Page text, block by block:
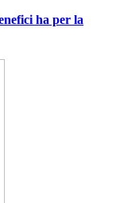
ha per la